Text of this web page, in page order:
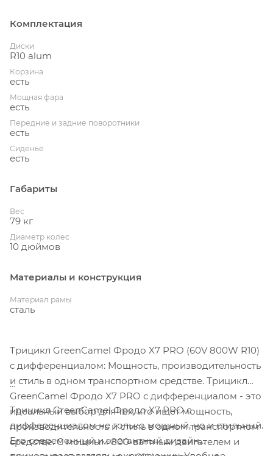
Комплектация
Диски
R10 alum
Корзина
есть
Мощная фара
есть
Передние и задние поворотники
есть
Сиденье
есть
Габариты
Вес
79 кг
Диаметр колес
10 дюймов
Материалы и конструкция
Материал рамы
сталь
Трицикл GreenCamel Фродо X7 PRO (60V 800W R10)
с дифференциалом: Мощность, производительность
и стиль в одном транспортном средстве. Трицикл
GreenCamel Фродо X7 PRO с дифференциалом - это
идеальный выбор для тех, кто ищет мощность,
производительность и стиль в одном транспортном
средстве. С мощным 800-ваттным двигателем и
Трицикл GreenCamel Фродо X7 PRO с
дифференциалом не только мощный, но и стильный.
Его современный и элегантный дизайн